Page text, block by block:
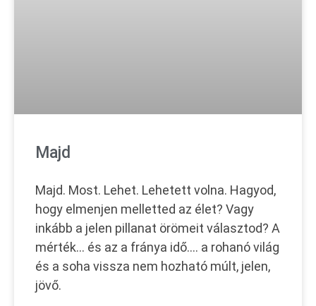
Majd
Majd. Most. Lehet. Lehetett volna. Hagyod,
hogy elmenjen melletted az élet? Vagy
inkább a jelen pillanat örömeit választod? A
mérték… és az a fránya idő…. a rohanó világ
és a soha vissza nem hozható múlt, jelen,
jövő.